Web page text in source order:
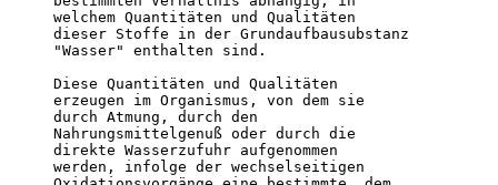
welchem Quantitäten und Qualitäten
dieser Stoffe in der Grundaufbausubstanz
"Wasser" enthalten sind.
Diese Quantitäten und Qualitäten
erzeugen im Organismus, von dem sie
durch Atmung, durch den
Nahrungsmittelgenuß oder durch die
direkte Wasserzufuhr aufgenommen
werden, infolge der wechselseitigen